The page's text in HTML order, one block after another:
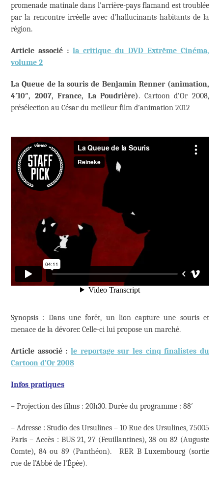
promenade matinale dans l’arrière-pays flamand est troublée
par la rencontre irréelle avec d’hallucinants habitants de la
région.
Article associé : la critique du DVD Extrême Cinéma,
volume 2
La Queue de la souris de Benjamin Renner (animation,
4′10″, 2007, France, La Poudrière). Cartoon d’Or 2008,
présélection au César du meilleur film d’animation 2012
Synopsis : Dans une forêt, un lion capture une souris et
menace de la dévorer. Celle-ci lui propose un marché.
Article associé : le reportage sur les cinq finalistes du
Cartoon d’Or 2008
Infos pratiques
– Projection des films : 20h30. Durée du programme : 88′
– Adresse : Studio des Ursulines – 10 Rue des Ursulines, 75005
Paris – Accès : BUS 21, 27 (Feuillantines), 38 ou 82 (Auguste
Comte), 84 ou 89 (Panthéon). RER B Luxembourg (sortie
rue de l’Abbé de l’Épée).